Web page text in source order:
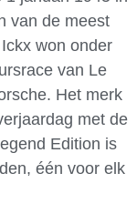
van de meest
won onder
van Le
Het merk
met de
Edition is
één voor elk